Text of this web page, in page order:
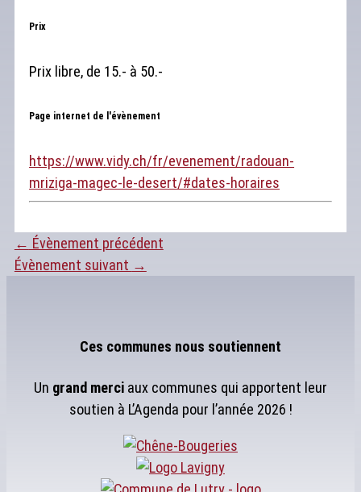
Prix
Prix libre, de 15.- à 50.-
Page internet de l'évènement
https://www.vidy.ch/fr/evenement/radouan-
mriziga-magec-le-desert/#dates-horaires
← Évènement précédent
Évènement suivant →
Ces communes nous soutiennent
Un grand merci aux communes qui apportent leur
soutien à L’Agenda pour l’année 2026 !